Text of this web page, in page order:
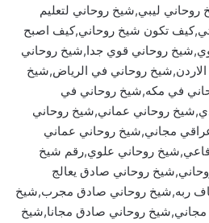
روحاني ليبي,شيخ روحاني لتعليم
تكون شيخ روحاني,كيف اصبح
روحاني قوي جدا,شيخ روحاني
روحاني في الرياض,شيخ
في مكه,شيخ روحاني في
روحاني عماني,شيخ روحاني
مجاني,شيخ روحاني عماني
روحاني علوي,رقم شيخ
روحاني صادق يعالج
ربه,شيخ روحاني صادق مجرب,شيخ
روحاني صادق مجانا,شيخ